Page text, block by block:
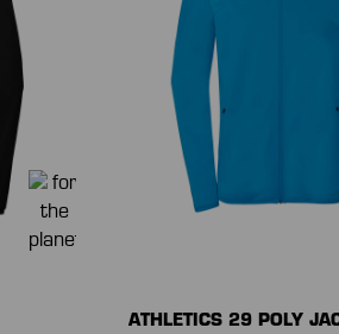
ATHLETICS 29 POLY